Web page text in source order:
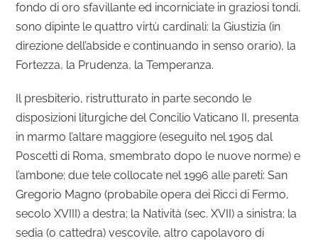
fondo di oro sfavillante ed incorniciate in graziosi tondi,
sono dipinte le quattro virtù cardinali: la Giustizia (in
direzione dell’abside e continuando in senso orario), la
Fortezza, la Prudenza, la Temperanza.
Il presbiterio, ristrutturato in parte secondo le
disposizioni liturgiche del Concilio Vaticano II, presenta
in marmo l’altare maggiore (eseguito nel 1905 dal
Poscetti di Roma, smembrato dopo le nuove norme) e
l’ambone; due tele collocate nel 1996 alle pareti: San
Gregorio Magno (probabile opera dei Ricci di Fermo,
secolo XVIII) a destra; la Natività (sec. XVII) a sinistra; la
sedia (o cattedra) vescovile, altro capolavoro di